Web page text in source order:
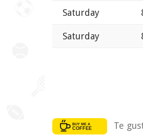
Saturday
Saturday
Te